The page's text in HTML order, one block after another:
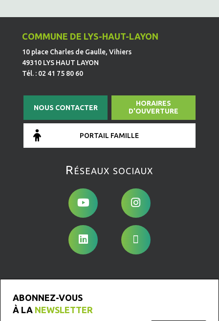
COMMUNE DE LYS-HAUT-LAYON
10 place Charles de Gaulle, Vihiers
49310 LYS HAUT LAYON
Tél. : 02 41 75 80 60
NOUS CONTACTER
HORAIRES
D'OUVERTURE
PORTAIL FAMILLE
Réseaux sociaux
ABONNEZ-VOUS
À LA NEWSLETTER